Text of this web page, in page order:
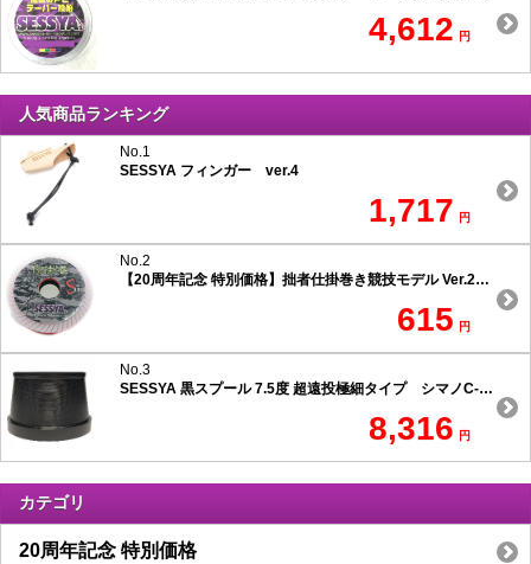
4,612 円
人気商品ランキング
No.1
SESSYA フィンガー ver.4
1,717 円
No.2
【20周年記念 特別価格】拙者仕掛巻き競技モデル Ver.2 スリムタイプ
615 円
No.3
SESSYA 黒スプール 7.5度 超遠投極細タイプ シマノC-1用
8,316 円
カテゴリ
20周年記念 特別価格